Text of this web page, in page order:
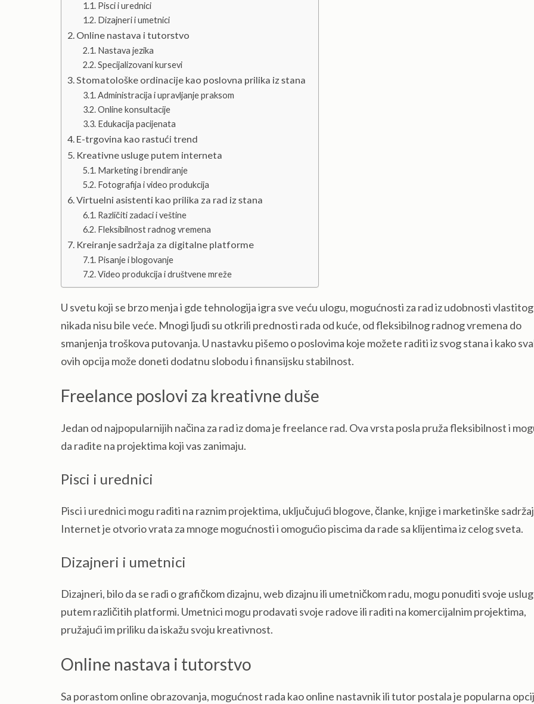
Pisci i urednici
Dizajneri i umetnici
Online nastava i tutorstvo
Nastava jezika
Specijalizovani kursevi
Stomatološke ordinacije kao poslovna prilika iz stana
Administracija i upravljanje praksom
Online konsultacije
Edukacija pacijenata
E-trgovina kao rastući trend
Kreativne usluge putem interneta
Marketing i brendiranje
Fotografija i video produkcija
Virtuelni asistenti kao prilika za rad iz stana
Različiti zadaci i veštine
Fleksibilnost radnog vremena
Kreiranje sadržaja za digitalne platforme
Pisanje i blogovanje
Video produkcija i društvene mreže
U svetu koji se brzo menja i gde tehnologija igra sve veću ulogu, mogućnosti za rad iz udobnosti
nikada nisu bile veće. Mnogi ljudi su otkrili prednosti rada od kuće, od fleksibilnog radnog vremena do
smanjenja troškova putovanja. U nastavku pišemo o poslovima koje možete raditi iz svog stana i kako
ovih opcija može doneti dodatnu slobodu i finansijsku stabilnost.
Freelance poslovi za kreativne duše
Jedan od najpopularnijih načina za rad iz doma je freelance rad. Ova vrsta posla pruža fleksibilnost i
da radite na projektima koji vas zanimaju.
Pisci i urednici
Pisci i urednici mogu raditi na raznim projektima, uključujući blogove, članke, knjige i marketinške
Internet je otvorio vrata za mnoge mogućnosti i omogućio piscima da rade sa klijentima iz celog sveta.
Dizajneri i umetnici
Dizajneri, bilo da se radi o grafičkom dizajnu, web dizajnu ili umetničkom radu, mogu ponuditi svoje
putem različitih platformi. Umetnici mogu prodavati svoje radove ili raditi na komercijalnim projektima,
pružajući im priliku da iskažu svoju kreativnost.
Online nastava i tutorstvo
Sa porastom online obrazovanja, mogućnost rada kao online nastavnik ili tutor postala je popularna